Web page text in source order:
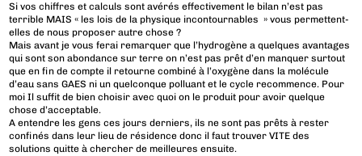
Si vos chiffres et calculs sont avérés effectivement le bilan n’est pas
terrible MAIS « les lois de la physique incontournables » vous permettent-
elles de nous proposer autre chose ?
Mais avant je vous ferai remarquer que l’hydrogène a quelques avantages
qui sont son abondance sur terre on n’est pas prêt d’en manquer surtout
que en fin de compte il retourne combiné à l’oxygène dans la molécule
d’eau sans GAES ni un quelconque polluant et le cycle recommence. Pour
moi Il suffit de bien choisir avec quoi on le produit pour avoir quelque
chose d’acceptable.
A entendre les gens ces jours derniers, ils ne sont pas prêts à rester
confinés dans leur lieu de résidence donc il faut trouver VITE des
solutions quitte à chercher de meilleures ensuite.